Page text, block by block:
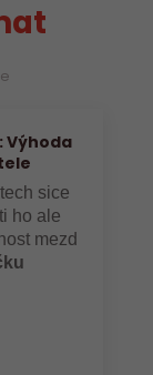
Výhoda
sice
ho ale
mezd